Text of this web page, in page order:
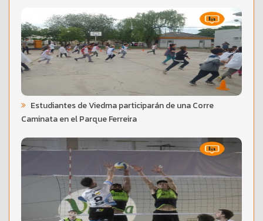
Estudiantes de Viedma participarán de una Corre
Caminata en el Parque Ferreira